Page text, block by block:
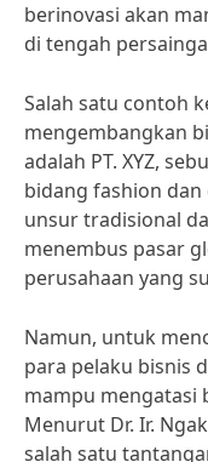
berinovasi akan
di tengah
Salah satu contoh
mengembangkan
adalah PT. XYZ,
bidang fashion
unsur tradisional
menembus pasar
perusahaan yang
Namun, untuk
para pelaku bisnis
mampu mengatasi
Menurut Dr. Ir.
salah satu